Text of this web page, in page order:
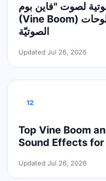
لصوت "فاين بوم"
(Vine Boom) وميمز مضحكة للوحات
الصوتيّة
Updated Jul 26, 2026
12
Top Vine Boom
Sound Effects
Updated Jul 26, 2026